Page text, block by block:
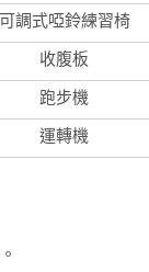
可調式啞鈴練習椅
收腹板
跑步機
運轉機